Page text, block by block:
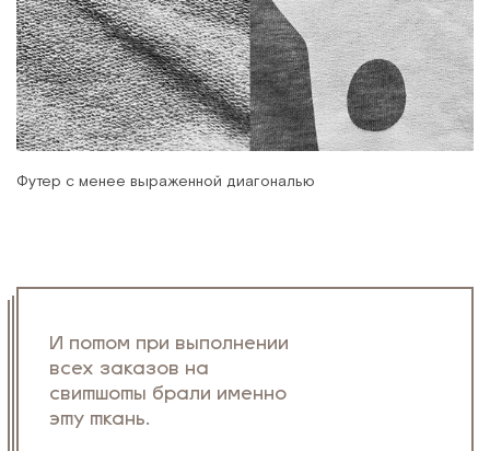
Футер с менее выраженной диагональю
И потом при выполнении
всех заказов на
свитшоты брали именно
эту ткань.